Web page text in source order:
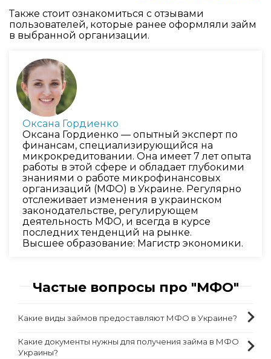
Также стоит ознакомиться с отзывами
пользователей, которые ранее оформляли займ
в выбранной организации.
Оксана Гордиенко
Оксана Гордиенко — опытный эксперт по
финансам, специализирующийся на
микрокредитовании. Она имеет 7 лет опыта
работы в этой сфере и обладает глубокими
знаниями о работе микрофинансовых
организаций (МФО) в Украине. Регулярно
отслеживает изменения в украинском
законодательстве, регулирующем
деятельность МФО, и всегда в курсе
последних тенденций на рынке.
Высшее образование: Магистр экономики.
Частые вопросы про "МФО"
Какие виды займов предоставляют МФО в Украине?
Какие документы нужны для получения займа в МФО
Украины?